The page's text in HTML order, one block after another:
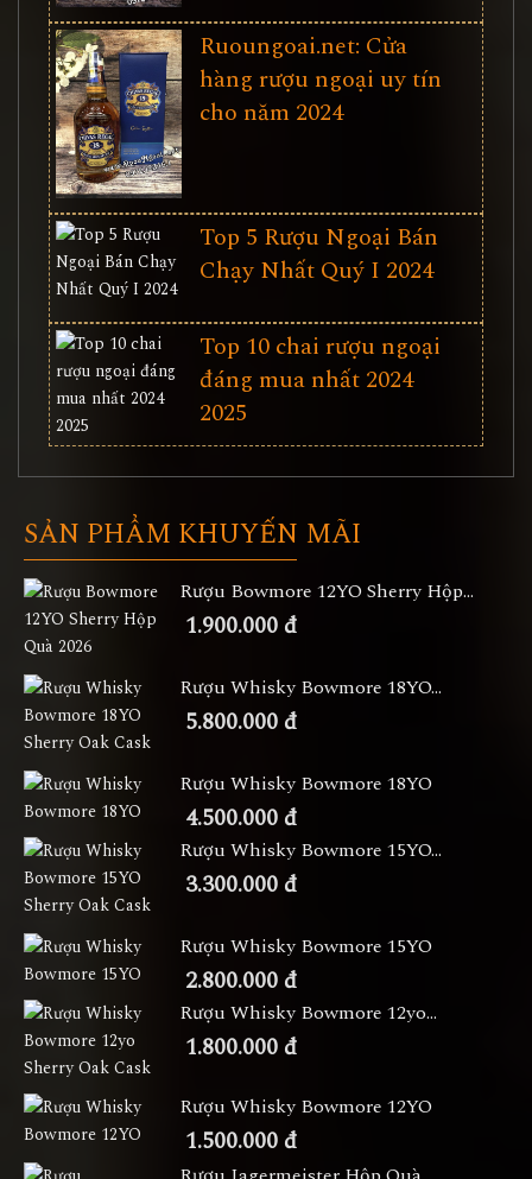
Ruoungoai.net: Cửa
hàng rượu ngoại uy tín
cho năm 2024
Top 5 Rượu Ngoại Bán
Chạy Nhất Quý I 2024
Top 10 chai rượu ngoại
đáng mua nhất 2024
2025
SẢN PHẨM KHUYẾN MÃI
Rượu Bowmore 12YO Sherry Hộp...
1.900.000 đ
Rượu Whisky Bowmore 18YO...
5.800.000 đ
Rượu Whisky Bowmore 18YO
4.500.000 đ
Rượu Whisky Bowmore 15YO...
3.300.000 đ
Rượu Whisky Bowmore 15YO
2.800.000 đ
Rượu Whisky Bowmore 12yo...
1.800.000 đ
Rượu Whisky Bowmore 12YO
1.500.000 đ